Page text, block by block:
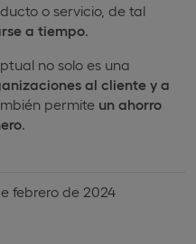
o servicio, de tal
a tiempo
no solo es una
al cliente y a
permite un ahorro
febrero de 2024